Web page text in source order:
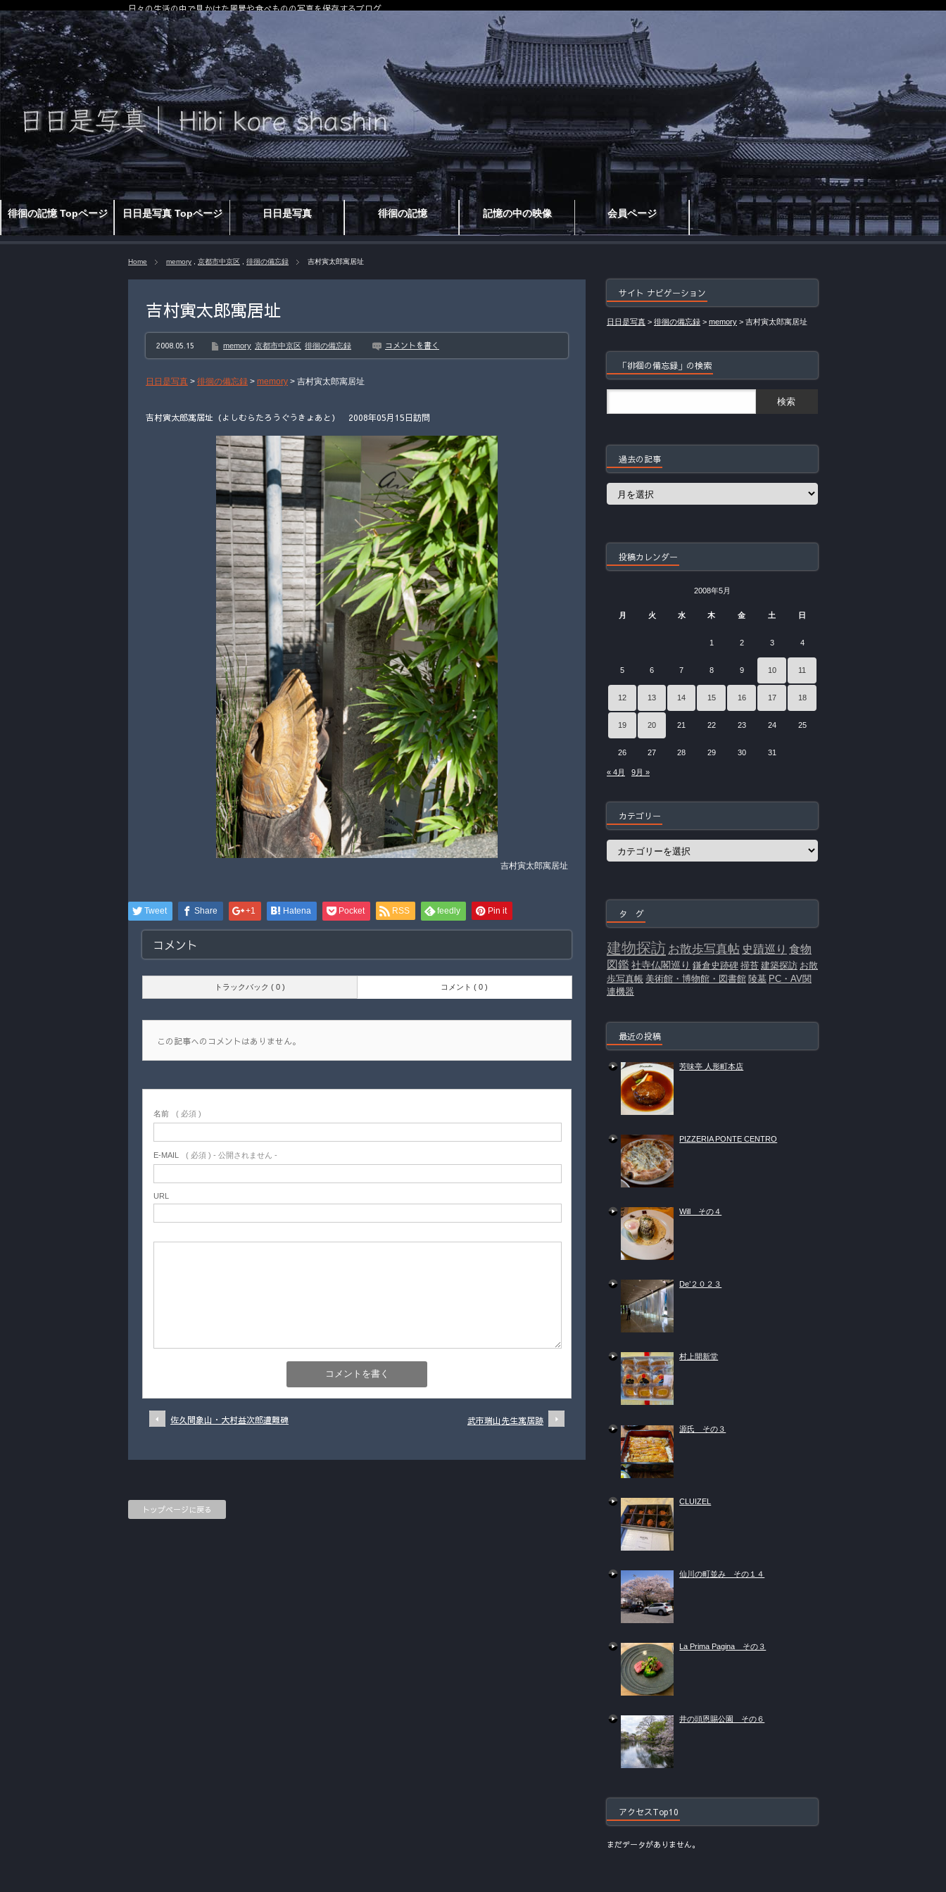
徘徊の記憶 Topページ 日日是写真 Topページ 日日是写真 徘徊の記憶 記憶の中の映像 会員ページ
日々の生活の中で見かけた風景や食べものの写真を保存するブログ
Home memory 京都市中京区 徘徊の備忘録 吉村寅太郎寓居址
吉村寅太郎寓居址
2008.05.15 memory 京都市中京区 徘徊の備忘録 コメントを書く
日日是写真 > 徘徊の備忘録 > memory > 吉村寅太郎寓居址
吉村寅太郎寓居址（よしむらたろうぐうきょあと） 2008年05月15日訪問
吉村寅太郎寓居址
Tweet Share +1 Hatena Pocket RSS feedly Pin it
コメント
トラックバック ( 0 ) コメント ( 0 )
この記事へのコメントはありません。
名前 ( 必須 )
E-MAIL ( 必須 ) - 公開されません -
URL
佐久間象山・大村益次郎遭難碑 武市瑞山先生寓居跡
トップページに戻る
サイト ナビゲーション
日日是写真 > 徘徊の備忘録 > memory > 吉村寅太郎寓居址
「徘徊の備忘録」の検索
過去の記事
過
投稿カレンダー
2008年5月
月 火 水 木 金 土 日
1 2 3 4
5 6 7 8 9 10 11
12 13 14 15 16 17 18
19 20 21 22 23 24 25
26 27 28 29 30 31
« 4月 9月 »
カテゴリー
カ
タ グ
建物探訪 お散歩写真帖 史蹟巡り 食物
図鑑社寺仏閣巡り 鎌倉史跡碑 掃苔 建築探訪 お散
歩写真帳 美術館・博物館・図書館 陵墓 PC・AV関
連機器
最近の投稿
芳味亭 人形町本店
PIZZERIA PONTE CENTRO
Will その４
De’２０２３
村上開新堂
源氏 その３
CLUIZEL
仙川の町並み その１４
La Prima Pagina その３
井の頭恩賜公園 その６
アクセスTop10
まだデータがありません。